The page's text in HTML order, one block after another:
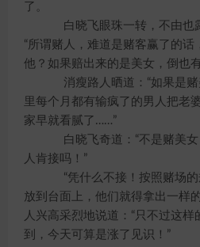
了。
白晓飞眼珠一转，不由也露
“所谓赌人，难道是赌客赢了的
他？如果赔出来的是美女，倒也
消瘦路人晒道：“如果是赌
里每个月都有输疯了的男人把老
家早就看腻了……”
白晓飞奇道：“不是赌美女
人肯接吗！”
“凭什么不接！按照赌场的
放到台面上，他们就得拿出一样
人兴高采烈地说道：“只不过这
到，今天可算是涨了见识！”